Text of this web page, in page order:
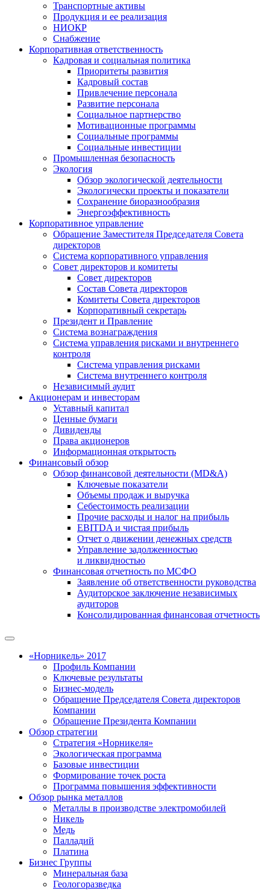
Транспортные активы
Продукция и ее реализация
НИОКР
Снабжение
Корпоративная ответственность
Кадровая и социальная политика
Приоритеты развития
Кадровый состав
Привлечение персонала
Развитие персонала
Социальное партнерство
Мотивационные программы
Социальные программы
Социальные инвестиции
Промышленная безопасность
Экология
Обзор экологической деятельности
Экологически проекты и показатели
Сохранение биоразнообразия
Энергоэффективность
Корпоративное управление
Обращение Заместителя Председателя Совета
директоров
Система корпоративного управления
Совет директоров и комитеты
Совет директоров
Состав Совета директоров
Комитеты Совета директоров
Корпоративный секретарь
Президент и Правление
Система вознаграждения
Система управления рисками и внутреннего
контроля
Система управления рисками
Система внутреннего контроля
Независимый аудит
Акционерам и инвесторам
Уставный капитал
Ценные бумаги
Дивиденды
Права акционеров
Информационная открытость
Финансовый обзор
Обзор финансовой деятельности (MD&A)
Ключевые показатели
Объемы продаж и выручка
Себестоимость реализации
Прочие расходы и налог на прибыль
EBITDA и чистая прибыль
Отчет о движении денежных средств
Управление задолженностью
и ликвидностью
Финансовая отчетность по МСФО
Заявление об ответственности руководства
Аудиторское заключение независимых
аудиторов
Консолидированная финансовая отчетность
«Норникель» 2017
Профиль Компании
Ключевые результаты
Бизнес-модель
Обращение Председателя Совета директоров
Компании
Обращение Президента Компании
Обзор стратегии
Стратегия «Норникеля»
Экологическая программа
Базовые инвестиции
Формирование точек роста
Программа повышения эффективности
Обзор рынка металлов
Металлы в производстве электромобилей
Никель
Медь
Палладий
Платина
Бизнес Группы
Минеральная база
Геологоразведка